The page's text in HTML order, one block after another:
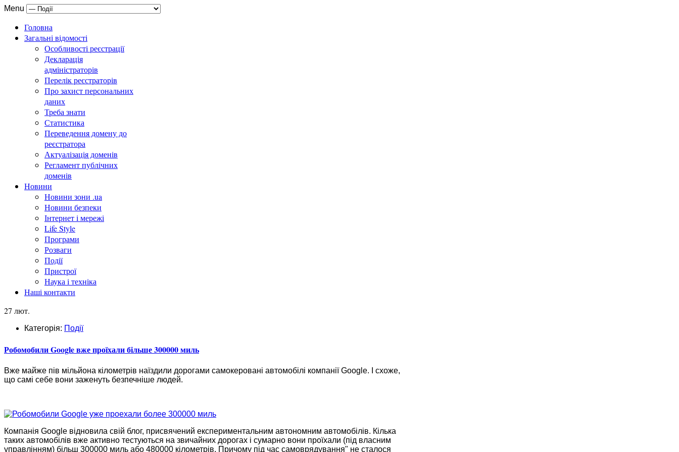
Menu
Головна
Загальні відомості
Особливості реєстрації
Декларація
адміністраторів
Перелік реєстраторів
Про захист персональних
даних
Треба знати
Статистика
Переведення домену до
реєстратора
Актуалізація доменів
Регламент публічних
доменів
Новини
Новини зони .ua
Новини безпеки
Інтернет і мережі
Life Style
Програми
Розваги
Події
Пристрої
Наука і техніка
Наші контакти
27 лют.
Категорія: Події
Робомобили Google вже проїхали більше 300000 миль
Вже майже пів мільйона кілометрів наїздили дорогами самокеровані автомобілі компанії Google. І схоже,
що самі себе вони заженуть безпечніше людей.
Компанія Google відновила свій блог, присвячений експериментальним автономним автомобілів. Кілька
таких автомобілів вже активно тестуються на звичайних дорогах і сумарно вони проїхали (під власним
управлінням) більш 300000 миль або 480000 кілометрів. Причому під час самоврядування" не сталося